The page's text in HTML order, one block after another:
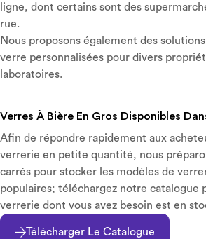
ligne, dont certains sont des
rue.
Nous proposons également des
verre personnalisées pour divers
laboratoires.
Verres À Bière En Gros Disponibles
Afin de répondre rapidement aux
verrerie en petite quantité, nous
carrés pour stocker les modèles de
populaires; téléchargez notre catalogue
verrerie dont vous avez besoin est en
Télécharger Le Catalogue